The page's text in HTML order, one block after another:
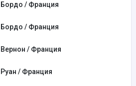
Бордо / Франция
Бордо / Франция
Вернон / Франция
Руан / Франция